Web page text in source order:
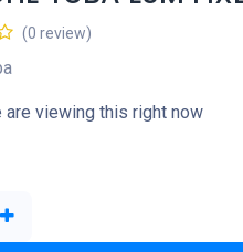
(0 review)
are viewing this right now